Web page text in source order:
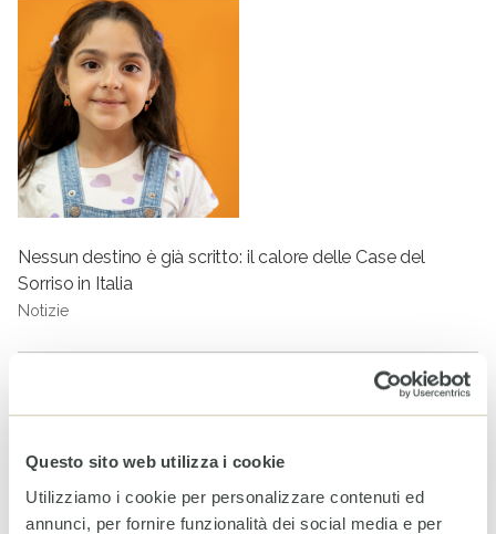
Questo sito web utilizza i cookie
Utilizziamo i cookie per personalizzare contenuti ed
annunci, per fornire funzionalità dei social media e per
Nessun destino è già scritto: il calore delle Case del
Sorriso in Italia
Notizie
CASE DEL SORRISO
ARTICOLI CORRELATI